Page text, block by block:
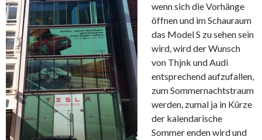
wenn sich die Vorhänge
öffnen und im Schauraum
das Model S zu sehen sein
wird, wird der Wunsch
von Thjnk und Audi
entsprechend aufzufallen,
zum Sommernachtstraum
werden, zumal ja in Kürze
der kalendarische
Sommer enden wird und